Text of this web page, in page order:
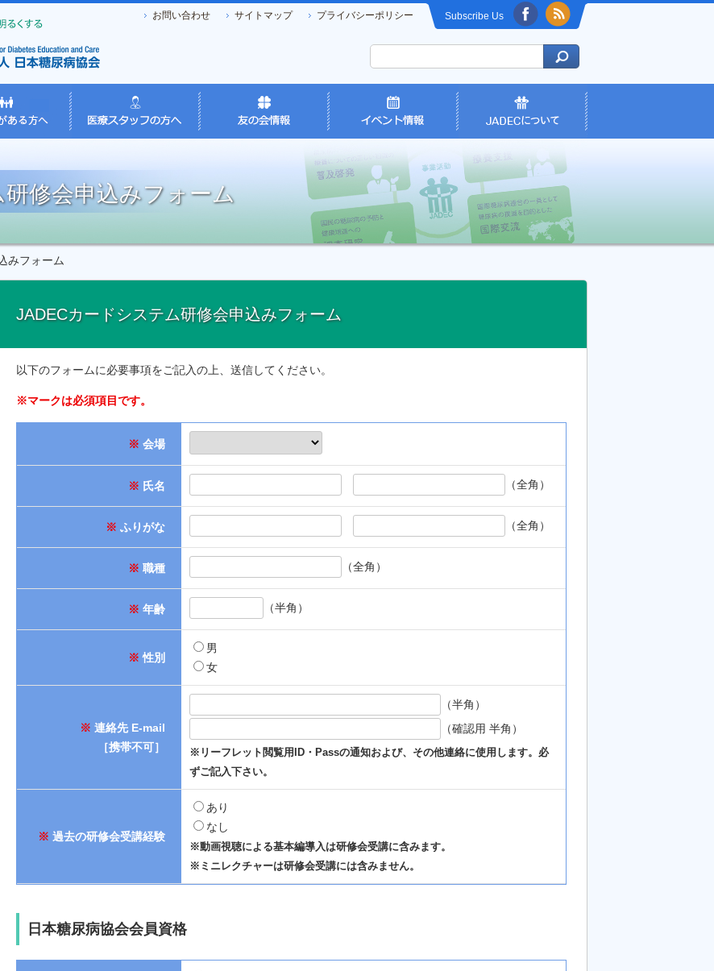
お問い合わせ サイトマップ プライバシーポリシー Subscribe Us
修会申込みフォーム
みフォーム
JADECカードシステム研修会申込みフォーム
以下のフォームに必要事項をご記入の上、送信してください。
※マークは必須項目です。
※ 会場
※ 氏名 （全角）
※ ふりがな （全角）
※ 職種 （全角）
※ 年齢 （半角）
※ 性別
男
女
※ 連絡先 E-mail
［携帯不可］
（半角）
（確認用 半角）
※リーフレット閲覧用ID・Passの通知および、その他連絡に使用します。必
ずご記入下さい。
※ 過去の研修会受講経験
あり
なし
※動画視聴による基本編導入は研修会受講に含みます。
※ミニレクチャーは研修会受講には含みません。
日本糖尿病協会会員資格